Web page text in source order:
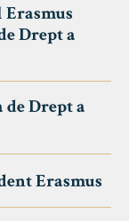
Drept a
Drept a
Erasmus